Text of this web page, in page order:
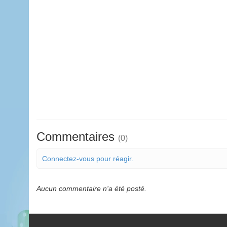
Commentaires (0)
Connectez-vous pour réagir.
Aucun commentaire n'a été posté.